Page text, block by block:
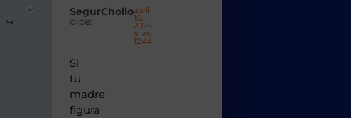
SegurChollo
dice:
abril
10,
2026
a las
12:44
Si
tu
madre
figura